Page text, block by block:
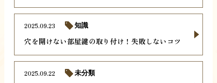
穴を開けない部屋鍵の取り付け！失敗しないコツ
2025.09.23 知識
2025.09.22 未分類